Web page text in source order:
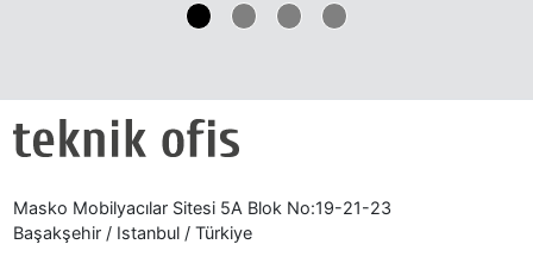
Masko Mobilyacılar Sitesi 5A Blok No:19-21-23
Başakşehir / Istanbul / Türkiye